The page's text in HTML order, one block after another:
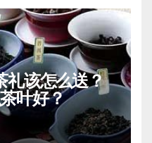
礼该怎么送？
叶好？